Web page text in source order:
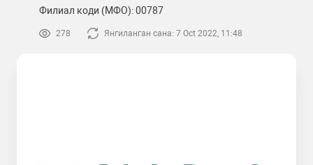
Филиал коди (МФО): 00787
278 Янгиланган сана: 7 Oct 2022, 11:48